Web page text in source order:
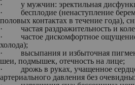
·
у мужчин: эректильная
· бесплодие (ненаступление
половых контактах в течение года),
· частая раздражительность и
· частое дискомфортное
холода);
· высыпания и избыточная
шеи, подмышек, отечность на лице;
· дрожь в руках, учащенное
артериального давления без